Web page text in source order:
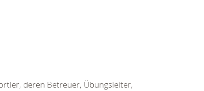
deren Betreuer, Übungsleiter,